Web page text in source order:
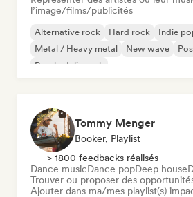
l’image/films/publicités
Alternative rock Hard rock Indie
Metal / Heavy metal
New wave
Psychedelic rock
Tommy Menger
Booker, Playlist
> 1800 feedbacks réalisés
Dance musicDance popDeep house
Trouver ou proposer des
Ajouter dans ma/mes playlist(s)